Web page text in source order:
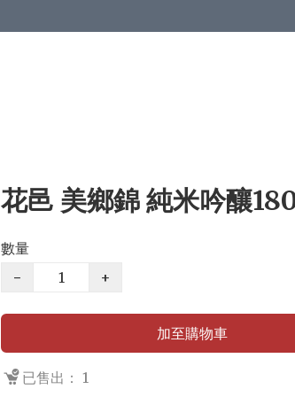
花邑 美鄉錦 純米吟釀
數量
−
+
加至購物車
已售出： 1